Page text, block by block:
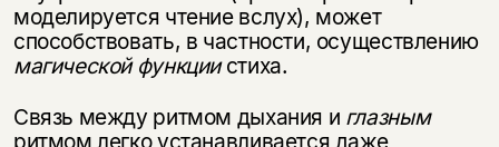
моделируется чтение вслух), может
способствовать, в частности, осуществлению
магической функциистиха.
Связь между ритмом дыхания и глазным
ритмом легко устанавливается даже